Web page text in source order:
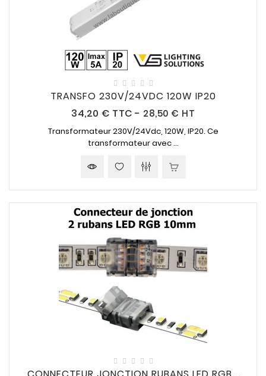
TRANSFO 230V/24VDC 120W IP20
34,20 € Prix
TTC - 28,50 € HT
Transformateur230V/24Vdc, 120W, IP20. Ce
transformateur avec ...